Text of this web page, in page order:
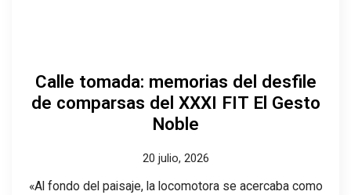
Calle tomada: memorias del desfile
de comparsas del XXXI FIT El Gesto
Noble
20 julio, 2026
«Al fondo del paisaje, la locomotora se acercaba como